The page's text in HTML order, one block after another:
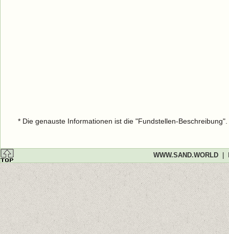
* Die genauste Informationen ist die "Fundstellen-
WWW.SAND.WORLD|